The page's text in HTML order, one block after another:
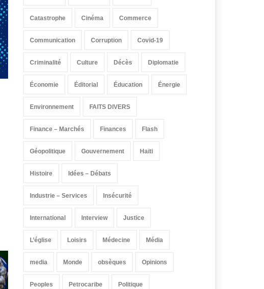
Catastrophe Cinéma Commerce
Communication Corruption Covid-19
Criminalité Culture Décès Diplomatie
Économie Éditorial Éducation Énergie
Environnement FAITS DIVERS
Finance – Marchés Finances Flash
Géopolitique Gouvernement Haïti
Histoire Idées – Débats
Industrie – Services Insécurité
International Interview Justice
L’église Loisirs Médecine Média
media Monde obsèques Opinions
Peoples Petrocaribe Politique